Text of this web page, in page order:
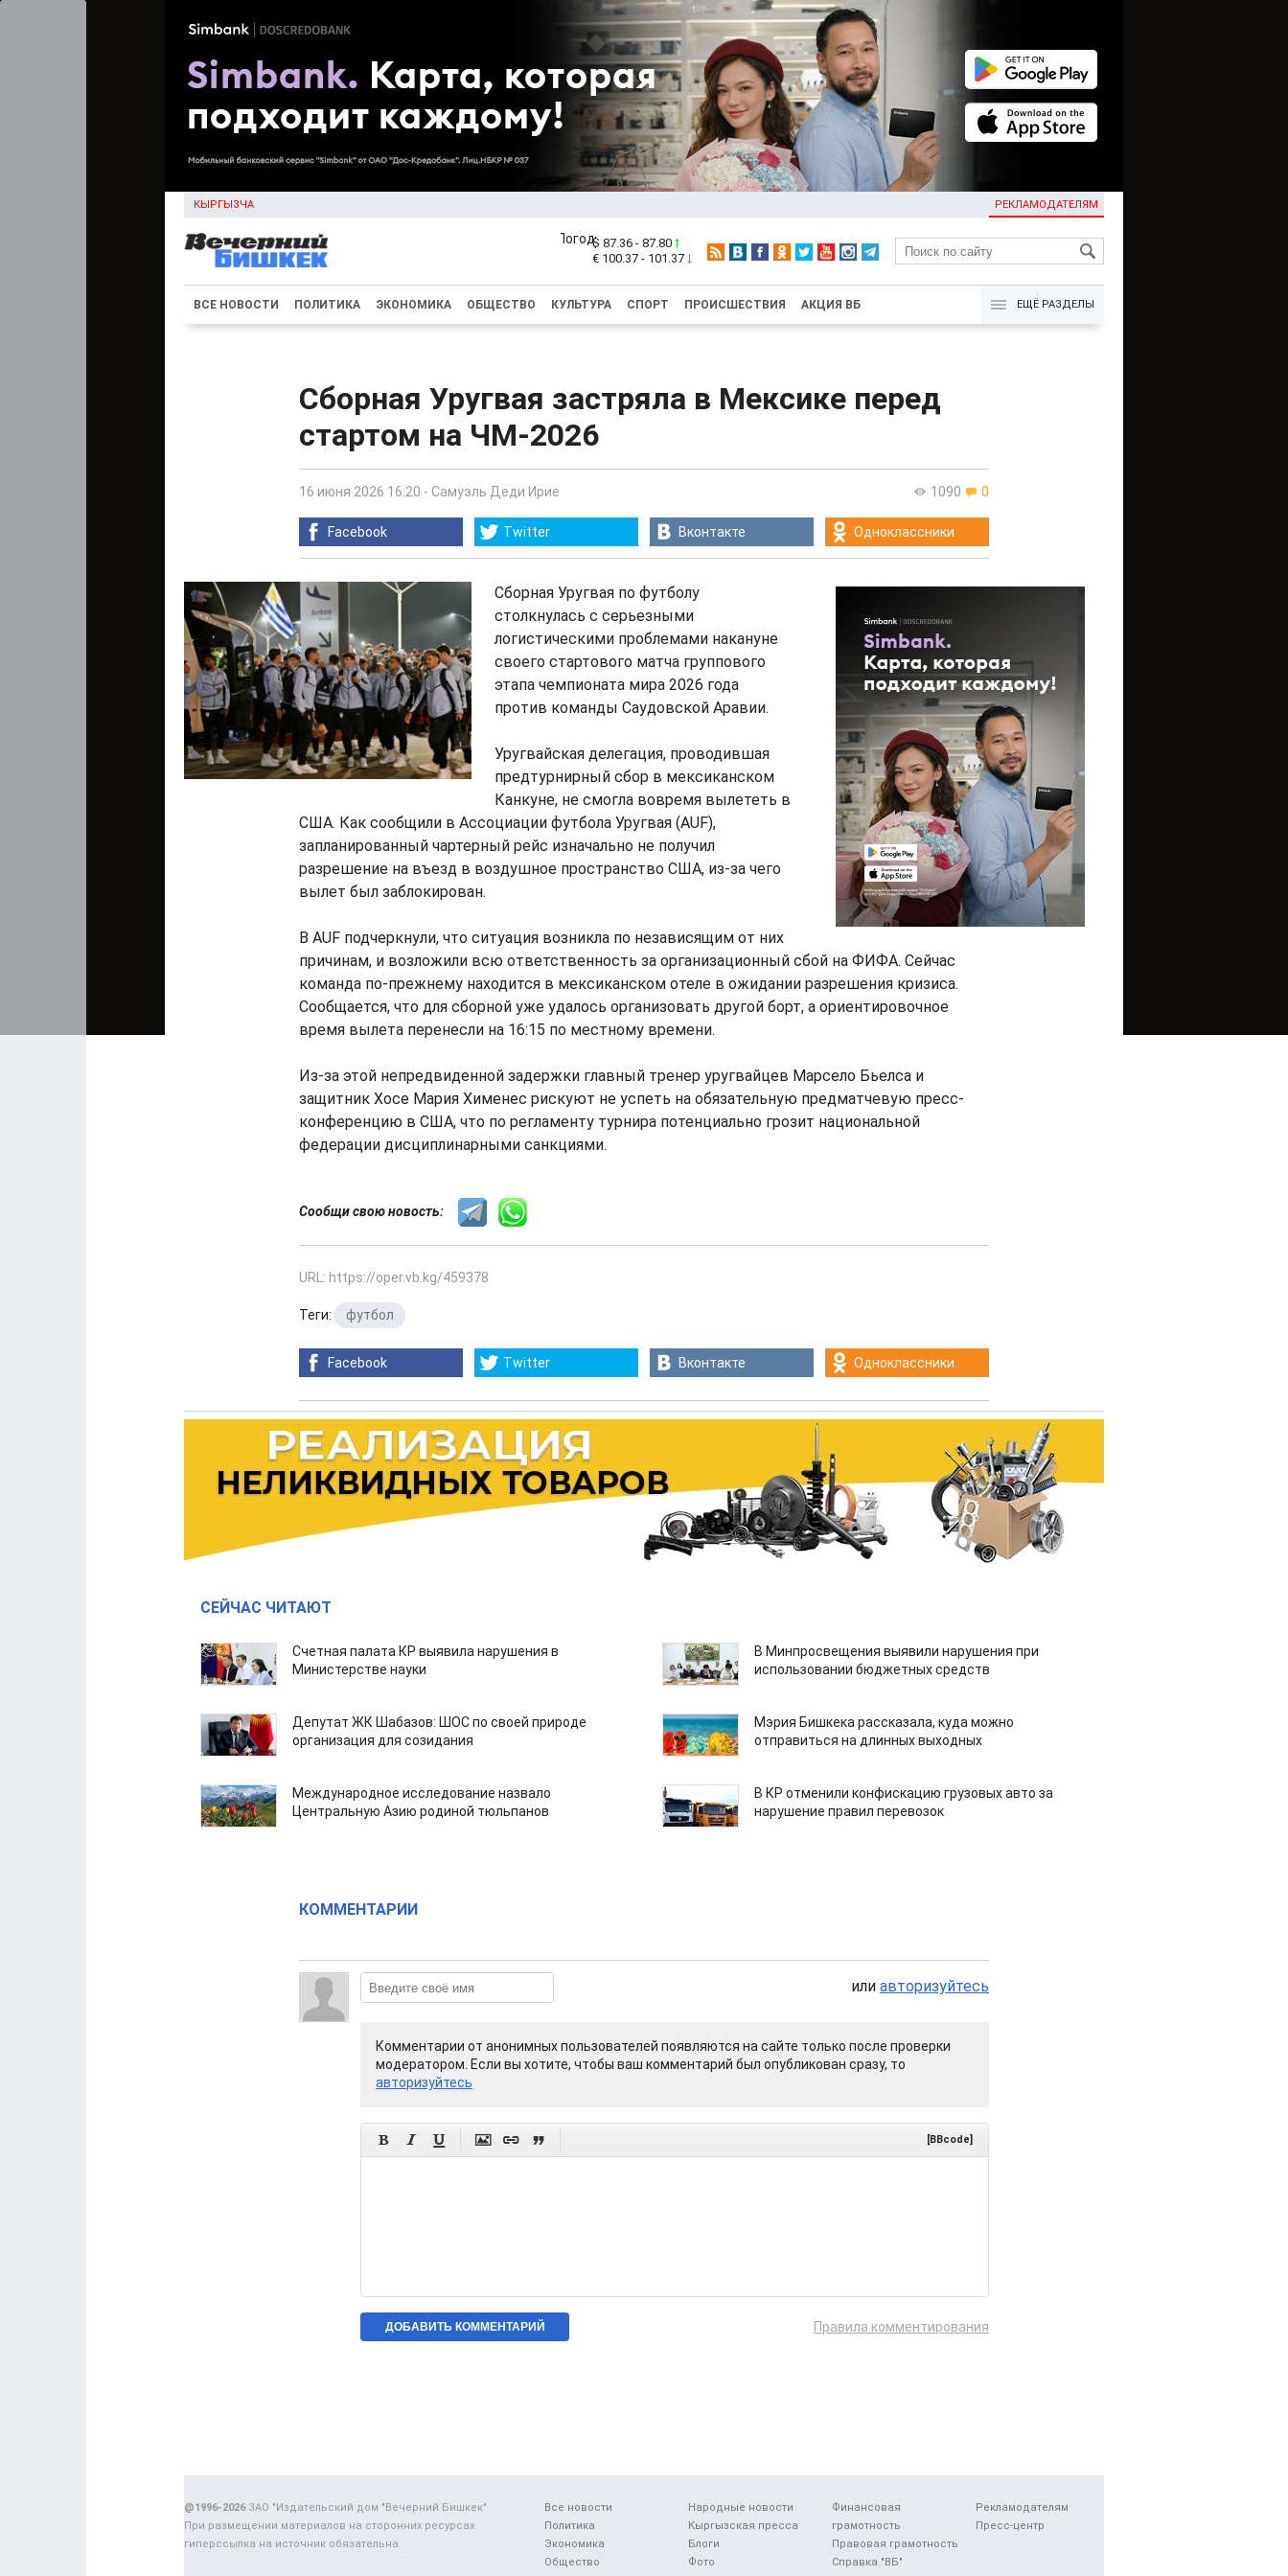
КЫРГЫЗЧА РЕКЛАМОДАТЕЛЯМ
KG
$ 87.36 - 87.80
€ 100.37 - 101.37
ВСЕ НОВОСТИ ПОЛИТИКА ЭКОНОМИКА ОБЩЕСТВО КУЛЬТУРА СПОРТ ПРОИСШЕСТВИЯ АКЦИЯ ВБ ЕЩЁ РАЗДЕЛЫ
Сборная Уругвая застряла в Мексике перед
стартом на ЧМ-2026
1090 0
16 июня 2026 16:20 - Самуэль Деди Ирие
Facebook Twitter Вконтакте Одноклассники
Сборная Уругвая по футболу
столкнулась с серьезными
логистическими проблемами накануне
своего стартового матча группового
этапа чемпионата мира 2026 года
против команды Саудовской Аравии.
Уругвайская делегация, проводившая
предтурнирный сбор в мексиканском
Канкуне, не смогла вовремя вылететь в
США. Как сообщили в Ассоциации футбола Уругвая (AUF),
запланированный чартерный рейс изначально не получил
разрешение на въезд в воздушное пространство США, из-за чего
вылет был заблокирован.
В AUF подчеркнули, что ситуация возникла по независящим от них
причинам, и возложили всю ответственность за организационный сбой на ФИФА. Сейчас
команда по-прежнему находится в мексиканском отеле в ожидании разрешения кризиса.
Сообщается, что для сборной уже удалось организовать другой борт, а ориентировочное
время вылета перенесли на 16:15 по местному времени.
Из-за этой непредвиденной задержки главный тренер уругвайцев Марсело Бьелса и
защитник Хосе Мария Хименес рискуют не успеть на обязательную предматчевую пресс-
конференцию в США, что по регламенту турнира потенциально грозит национальной
федерации дисциплинарными санкциями.
Сообщи свою новость:
URL: https://oper.vb.kg/459378
Теги: футбол
Facebook Twitter Вконтакте Одноклассники
СЕЙЧАС ЧИТАЮТ
Счетная палата КР выявила нарушения в
Министерстве науки
В Минпросвещения выявили нарушения при
использовании бюджетных средств
Депутат ЖК Шабазов: ШОС по своей природе
организация для созидания
Мэрия Бишкека рассказала, куда можно
отправиться на длинных выходных
Международное исследование назвало
Центральную Азию родиной тюльпанов
В КР отменили конфискацию грузовых авто за
нарушение правил перевозок
КОММЕНТАРИИ
или авторизуйтесь
Комментарии от анонимных пользователей появляются на сайте только после проверки
модератором. Если вы хотите, чтобы ваш комментарий был опубликован сразу, то
авторизуйтесь
      [BBcode]
Правила комментирования
Все новости
Политика
Экономика
Общество
Народные новости
Кыргызская пресса
Блоги
Фото
Финансовая
грамотность
Правовая грамотность
Справка "ВБ"
Рекламодателям
Пресс-центр
@1996-2026ЗАО "Издательский дом "Вечерний Бишкек"
При размещении материалов на сторонних ресурсах
гиперссылка на источник обязательна.